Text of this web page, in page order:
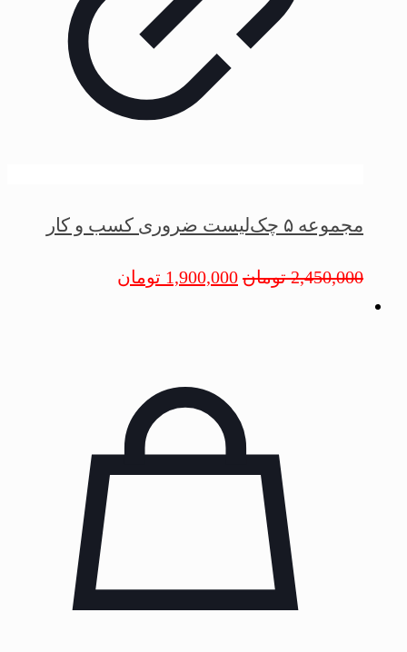
مجموعه ۵ چک‌لیست ضروری کسب و کار
2,450,000 تومان 1,900,000 تومان